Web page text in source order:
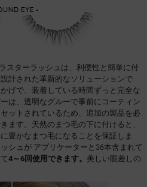
スターラッシュは、利便性と簡単に付
計された革新的なソリューションで
げで、装着している時間ずっと完全な
は、透明なグルーで事前にコーティン
ットされているため、追加の製品を必
ます。天然のまつ毛の下に付けると、
豊かなまつ毛になることを保証しま
シュが アプリケーターと36本含まれて
4～6回使用できます。 美しい眼差しの